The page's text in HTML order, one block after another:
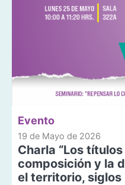
Evento
19 de Mayo de 2026
Charla “Los
composición y la
el territorio, siglos